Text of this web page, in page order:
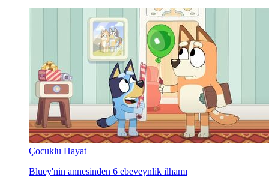
Çocuklu Hayat
Bluey'nin annesinden 6 ebeveynlik ilhamı